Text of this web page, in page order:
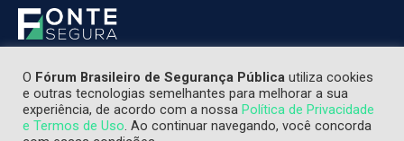
O Fórum Brasileiro de Segurança Pública utiliza cookies
e outras tecnologias semelhantes para melhorar a sua
experiência, de acordo com a nossa Política de Privacidade
e Termos de Uso. Ao continuar navegando, você concorda